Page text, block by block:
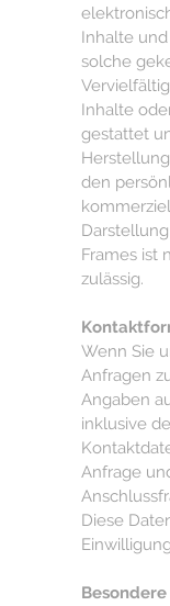
Inhalte
solche
Inhalte
gestattet
den
Frames ist
zulässig.
Wenn Sie
Anfragen
Angaben
inklusive
Anfrage
Diese